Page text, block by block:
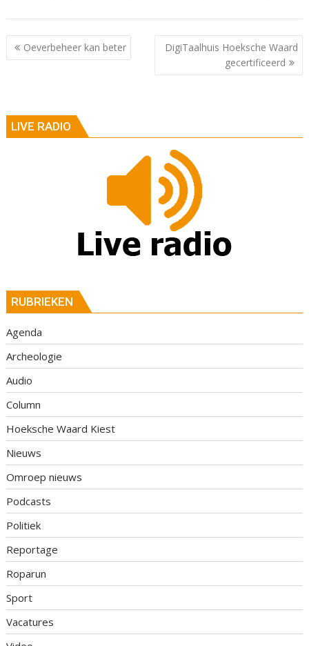
Berichtnavigatie
Oeverbeheer kan beter
DigiTaalhuis Hoeksche Waard
gecertificeerd
LIVE RADIO
RUBRIEKEN
Agenda
Archeologie
Audio
Column
Hoeksche Waard Kiest
Nieuws
Omroep nieuws
Podcasts
Politiek
Reportage
Roparun
Sport
Vacatures